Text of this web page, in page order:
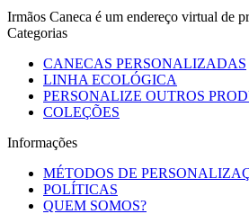
Irmãos Caneca é um endereço virtual de
Categorias
CANECAS PERSONALIZADAS
LINHA ECOLÓGICA
PERSONALIZE OUTROS
COLEÇÕES
Informações
MÉTODOS DE
POLÍTICAS
QUEM SOMOS?